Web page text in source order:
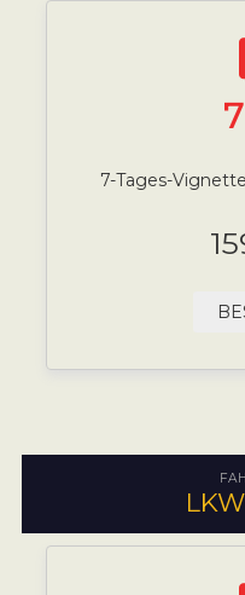
7
7-Tages-